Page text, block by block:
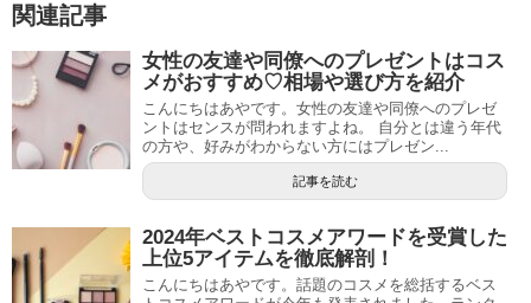
関連記事
女性の友達や同僚へのプレゼントはコス
メがおすすめ♡相場や選び方を紹介
こんにちはあやです。女性の友達や同僚へのプレゼ
ントはセンスが問われますよね。 自分とは違う年代
の方や、好みがわからない方にはプレゼン...
記事を読む
2024年ベストコスメアワードを受賞した
上位5アイテムを徹底解剖！
こんにちはあやです。話題のコスメを総括するベス